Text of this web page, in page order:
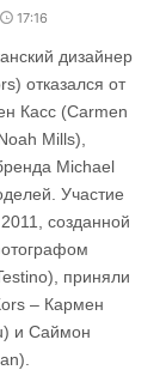
17:16
дизайнер
отказался от
Касс (Carmen
Mills),
Michael
Участие
созданной
приняли
– Кармен
и Саймон